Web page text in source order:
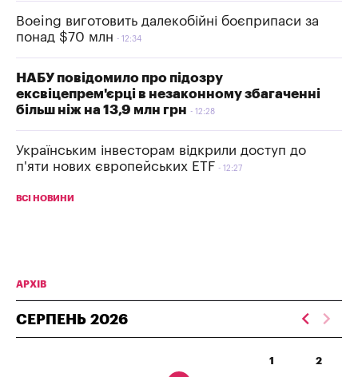
Boeing виготовить далекобійні боєприпаси за
понад $70 млн
12:34
НАБУ повідомило про підозру
ексвіцепрем'єрці в незаконному збагаченні
більш ніж на 13,9 млн грн
12:28
Українським інвесторам відкрили доступ до
п'яти нових європейських ETF
12:27
ВСІ НОВИНИ
АРХІВ
СЕРПЕНЬ 2026
1 2